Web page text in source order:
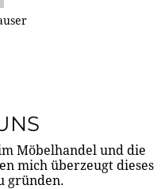
Möbelhandel und die
mich überzeugt dieses
gründen.